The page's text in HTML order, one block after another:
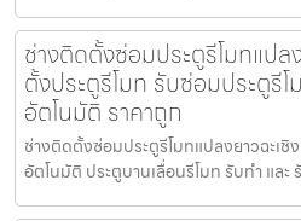
ช่างติดตั้งซ่อมประตูรีโมทแปล
ตั้งประตูรีโมท รับซ่อมประตูรี
อัตโนมัติ ราคาถูก
ช่างติดตั้งซ่อมประตูรีโมทแปลงยาวฉะเชิ
อัตโนมัติ ประตูบานเลื่อนรีโมท รับทำ และ